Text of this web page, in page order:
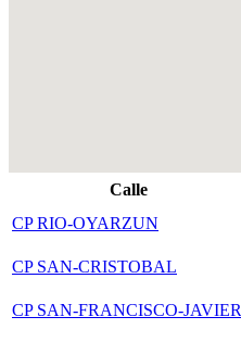
Calle
CP RIO-OYARZUN
CP SAN-CRISTOBAL
CP SAN-FRANCISCO-JAVIER